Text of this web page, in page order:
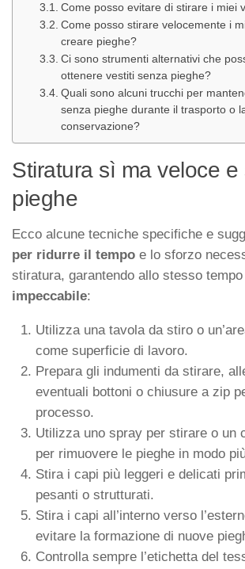
Come posso evitare di stirare i miei
Come posso stirare velocemente i
creare pieghe?
Ci sono strumenti alternativi che
ottenere vestiti senza pieghe?
Quali sono alcuni trucchi per
senza pieghe durante il trasporto o
conservazione?
Stiratura sì ma veloce e
pieghe
Ecco alcune tecniche specifiche e
per ridurre il tempo e lo sforzo
stiratura, garantendo allo stesso tempo
impeccabile:
Utilizza una tavola da stiro o
come superficie di lavoro.
Prepara gli indumenti da stirare,
eventuali bottoni o chiusure a zip
processo.
Utilizza uno spray per stirare o un
per rimuovere le pieghe in modo
Stira i capi più leggeri e delicati
pesanti o strutturati.
Stira i capi all’interno verso
evitare la formazione di nuove
Controlla sempre l’etichetta del